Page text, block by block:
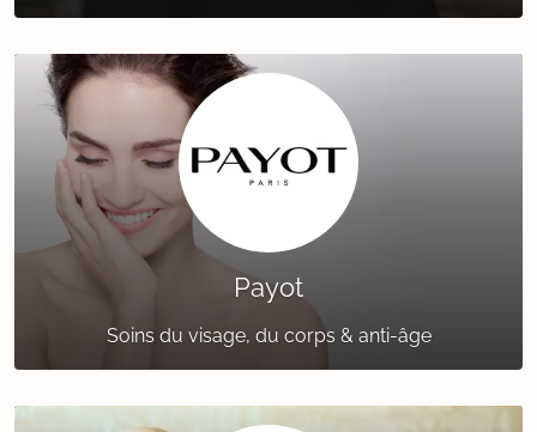
Payot
Soins du visage, du corps & anti-âge